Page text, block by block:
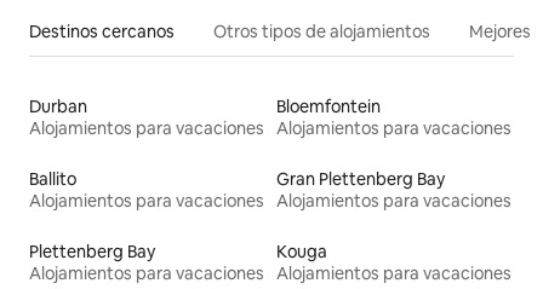
Destinos cercanos Otros tipos de alojamientos Mejores
Durban
Alojamientos para vacaciones
Bloemfontein
Alojamientos para vacaciones
Ballito
Alojamientos para vacaciones
Gran Plettenberg Bay
Alojamientos para vacaciones
Plettenberg Bay
Alojamientos para vacaciones
Kouga
Alojamientos para vacaciones